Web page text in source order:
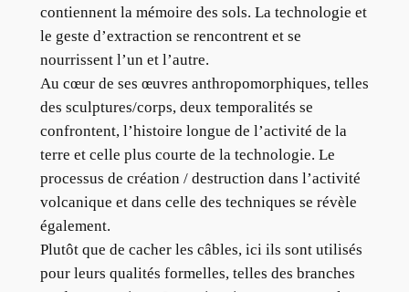
contiennent la mémoire des sols. La technologie et
le geste d’extraction se rencontrent et se
nourrissent l’un et l’autre.
Au cœur de ses œuvres anthropomorphiques, telles
des sculptures/corps, deux temporalités se
confrontent, l’histoire longue de l’activité de la
terre et celle plus courte de la technologie. Le
processus de création / destruction dans l’activité
volcanique et dans celle des techniques se révèle
également.
Plutôt que de cacher les câbles, ici ils sont utilisés
pour leurs qualités formelles, telles des branches